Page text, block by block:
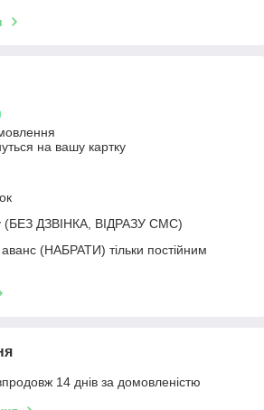
на вашу картку
(БЕЗ ДЗВІНКА, ВІДРАЗУ СМС)
(НАБРАТИ) тільки постійним
14 днів за домовленістю